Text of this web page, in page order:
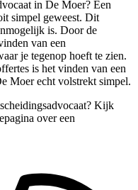
in De Moer? Een
simpel geweest. Dit
is. Door de
van een
je tegenop hoeft te zien.
is het vinden van een
Moer echt volstrekt simpel.
Kijk
over een